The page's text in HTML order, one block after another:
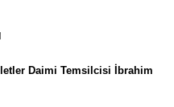
Daimi Temsilcisi İbrahim